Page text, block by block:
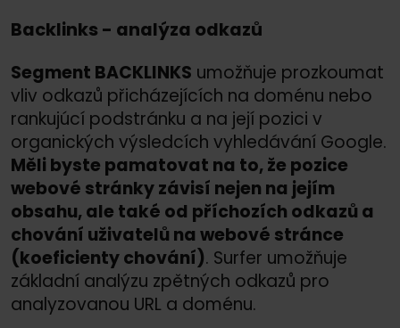
Backlinks - analýza odkazů
Segment BACKLINKS umožňuje prozkoumat
vliv odkazů přicházejících na doménu nebo
rankujúcí podstránku a na její pozici v
organických výsledcích vyhledávání Google.
Měli byste pamatovat na to, že pozice
webové stránky závisí nejen na jejím
obsahu, ale také od příchozích odkazů a
chování uživatelů na webové stránce
(koeficienty chování). Surfer umožňuje
základní analýzu zpětných odkazů pro
analyzovanou URL a doménu.